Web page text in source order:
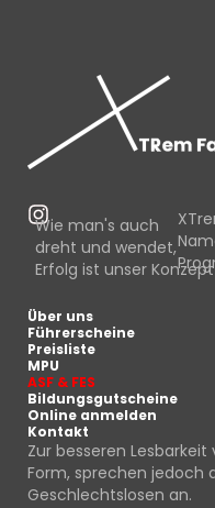
Über uns
Führerscheine
Preisliste
MPU
ASF & FES
Bildungsgutscheine
Online anmelden
Kontakt
Wie man's auch
dreht und wendet,
Erfolg ist unser
Zur besseren
Form, sprechen jedoch
Geschlechtslosen an.